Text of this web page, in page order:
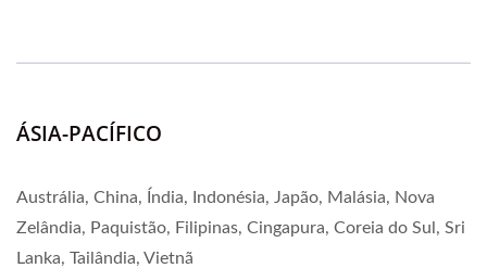
ÁSIA-PACÍFICO
Austrália, China, Índia, Indonésia, Japão, Malásia, Nova
Zelândia, Paquistão, Filipinas, Cingapura, Coreia do Sul, Sri
Lanka, Tailândia, Vietnã